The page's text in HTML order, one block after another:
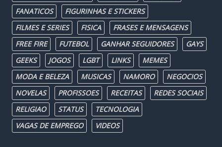
FANATICOS
FIGURINHAS E STICKERS
FILMES E SERIES
FISICA
FRASES E MENSAGENS
FREE FIRE
FUTEBOL GANHAR SEGUIDORES
GAYS
GEEKS
JOGOS LGBT LINKS
MEMES
MODA E BELEZA
MUSICAS NAMORO
NEGOCIOS
NOVELAS
PROFISSOES RECEITAS
REDES SOCIAIS
RELIGIAO
STATUS
TECNOLOGIA
VAGAS DE EMPREGO
VIDEOS